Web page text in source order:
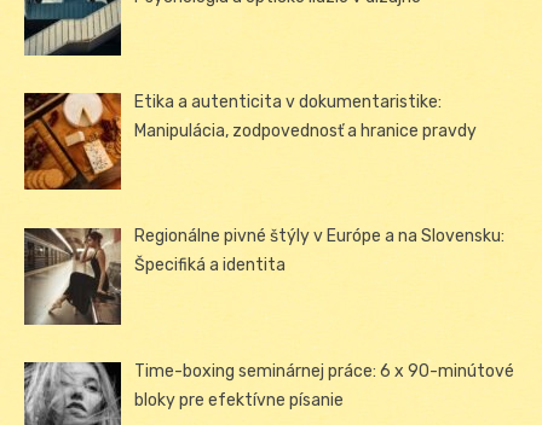
Etika a autenticita v dokumentaristike:
Manipulácia, zodpovednosť a hranice pravdy
Regionálne pivné štýly v Európe a na Slovensku:
Špecifiká a identita
Time-boxing seminárnej práce: 6 x 90-minútové
bloky pre efektívne písanie